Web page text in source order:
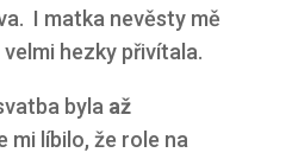
I matka nevěsty mě
hezky přivítala.
byla až
mi líbilo, že role na